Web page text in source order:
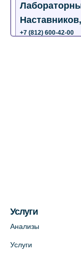
+7 (812) 600-42-00
Услуги
Анализы
Услуги